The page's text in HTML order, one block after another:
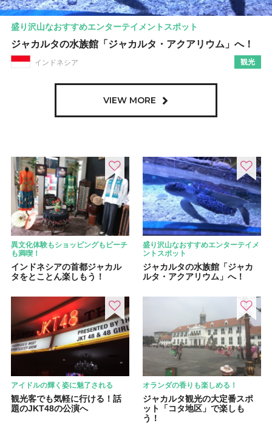
盛り沢山なおすすめエンターテイメントスポット
ジャカルタの水族館「ジャカルタ・アクアリウム」へ！
インドネシア 観光
VIEW MORE
異文化体験もショッピングもビーチ
も満喫！
インドネシアの首都ジャカル
タをとことん楽しもう！
盛り沢山なおすすめエンターテイメ
ントスポット
ジャカルタの水族館「ジャカ
ルタ・アクアリウム」へ！
アイドルの輝く姿に魅了される
観光客でも気軽に行ける！話
題のJKT48の公演へ
オランダの香りも楽しめる！
ジャカルタ観光の大定番スポ
ット「コタ地区」で楽しも
う！